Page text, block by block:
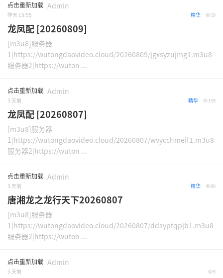
点击重新加载 Admin
昨天 15:55 59
精华
龙凤配 [20260809]
[m3u8]服务器
1|https://wutongdaovideo.cloud/20260809/jgxsyzujmg1.m3u8
服务器2|https://wuton ...
点击重新加载 Admin
3 天前 159
精华
龙凤配 [20260807]
[m3u8]服务器
1|https://wutongdaovideo.cloud/20260807/wvycchmeif1.m3u8
服务器2|https://wuton ...
点击重新加载 Admin
3 天前 89
精华
唐湘龙之龙行天下20260807
[m3u8]服务器
1|https://wutongdaovideo.cloud/20260807/ddsyptqpjb1.m3u8
服务器2|https://wuton ...
点击重新加载 Admin
3 天前 9